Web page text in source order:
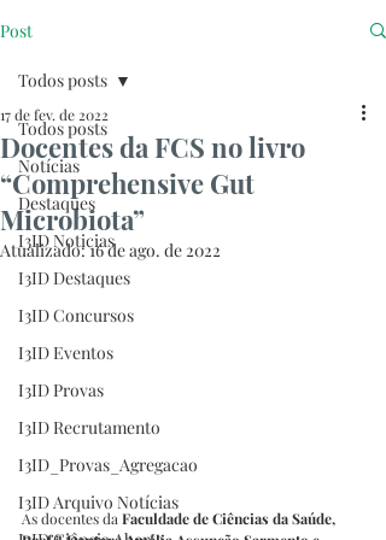
Post
Todos posts
Notícias
Destaques
I3ID Noticias
I3ID Destaques
I3ID Concursos
I3ID Eventos
I3ID Provas
I3ID Recrutamento
I3ID_Provas_Agregacao
I3ID Arquivo Notícias
Todos posts
Docentes da FCS no livro
“Comprehensive Gut
Microbiota”
17 de fev. de 2022
Atualizado:16 de ago. de 2022
As docentes da Faculdade de Ciências da Saúde,